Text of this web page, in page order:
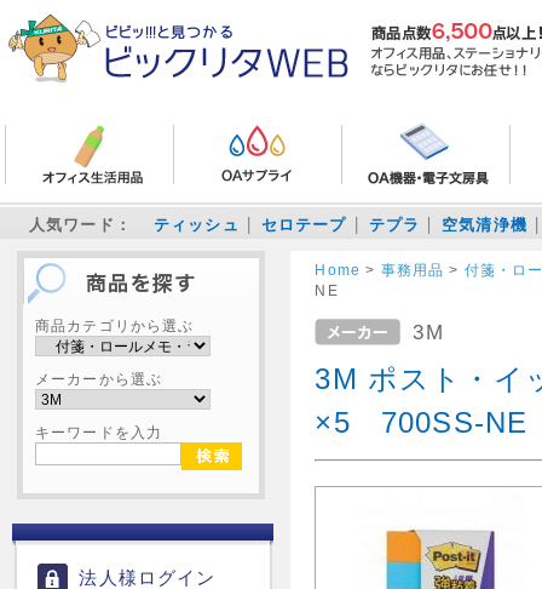
人気ワード： ティッシュ セロテープ テプラ 空気清浄機
商品カテゴリから選ぶ
メーカーから選ぶ
キーワードを入力
法人様ログイン
Home > 事務用品 > 付箋・ロ
NE
3M
3M ポスト・イ
×5 700SS-NE